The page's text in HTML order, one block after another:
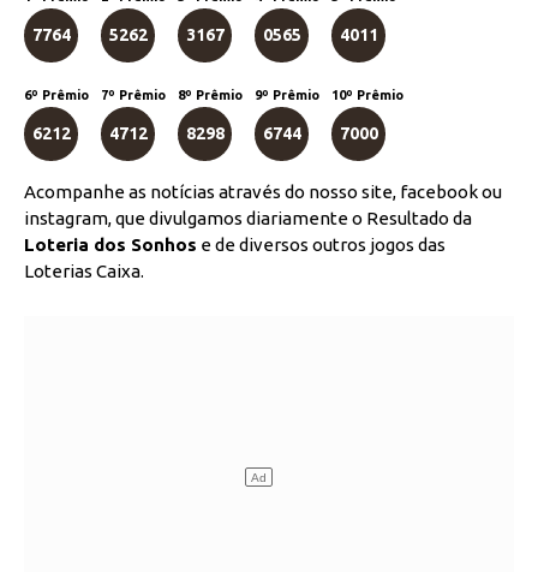
7764 5262 3167 0565 4011
6º Prêmio
6212
7º Prêmio
4712
8º Prêmio
8298
9º Prêmio
6744
10º Prêmio
7000
Acompanhe as notícias através do nosso site, facebook ou
instagram, que divulgamos diariamente o Resultado da
Loteria dos Sonhos e de diversos outros jogos das
Loterias Caixa.